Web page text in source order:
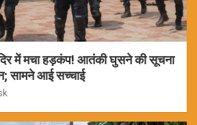
में मचा हड़कंप! आतंकी घुसने की सूचना
सामने आई सच्चाई